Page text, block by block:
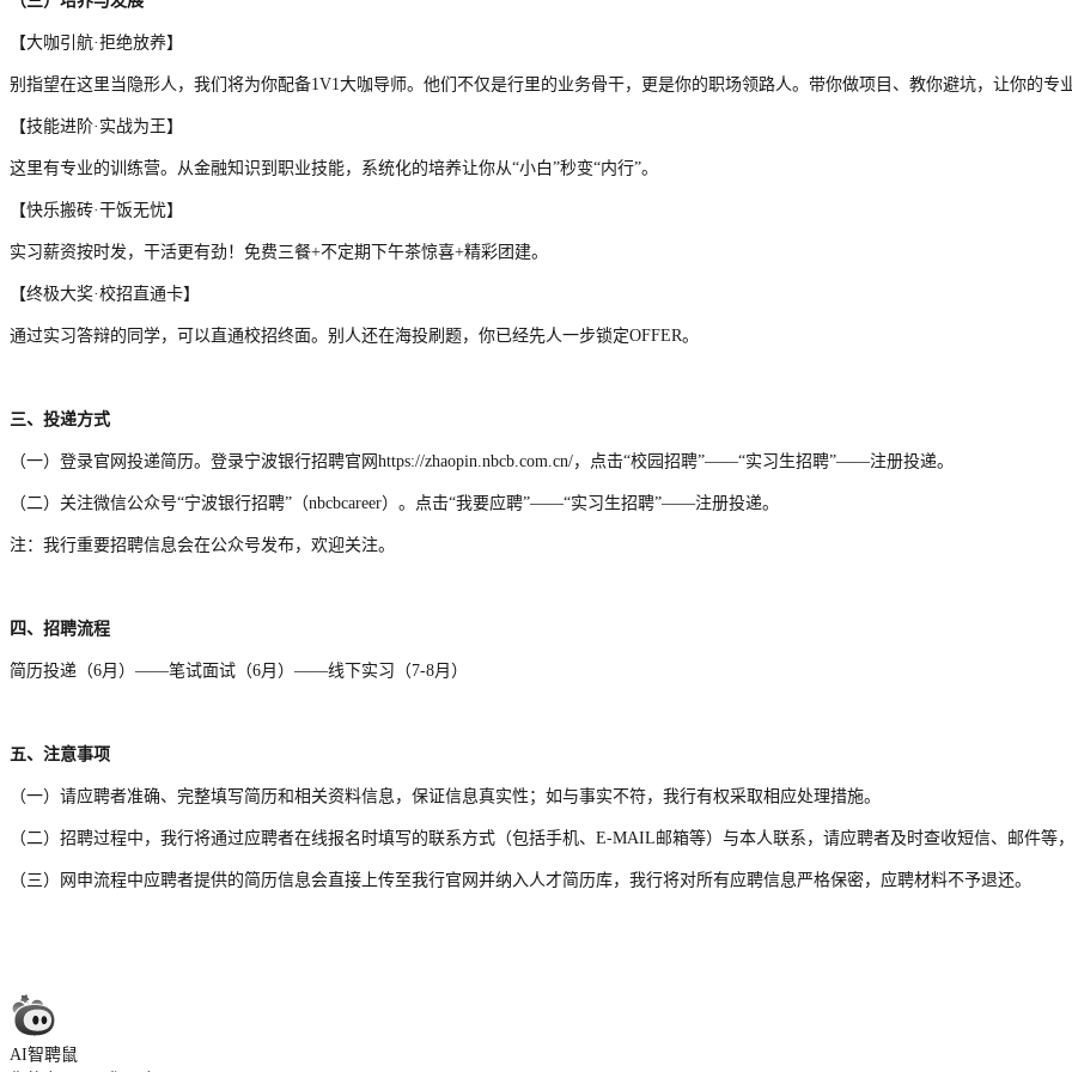
【大咖引航·拒绝放养】
别指望在这里当隐形人，我们将为你配备1V1大咖导师。他们不仅是行里的业务骨干，更是你的职场领路人。带你做项目、教你避坑，让你的专
【技能进阶·实战为王】
这里有专业的训练营。从金融知识到职业技能，系统化的培养让你从“小白”秒变“内行”。
【快乐搬砖·干饭无忧】
实习薪资按时发，干活更有劲！免费三餐+不定期下午茶惊喜+精彩团建。
【终极大奖·校招直通卡】
通过实习答辩的同学，可以直通校招终面。别人还在海投刷题，你已经先人一步锁定OFFER。
三、投递方式
（一）登录官网投递简历。登录宁波银行招聘官网https://zhaopin.nbcb.com.cn/，点击“校园招聘”——“实习生招聘”——注册投递。
（二）关注微信公众号“宁波银行招聘”（nbcbcareer）。点击“我要应聘”——“实习生招聘”——注册投递。
注：我行重要招聘信息会在公众号发布，欢迎关注。
四、招聘流程
简历投递（6月）——笔试面试（6月）——线下实习（7-8月）
五、注意事项
（一）请应聘者准确、完整填写简历和相关资料信息，保证信息真实性；如与事实不符，我行有权采取相应处理措施。
（二）招聘过程中，我行将通过应聘者在线报名时填写的联系方式（包括手机、E-MAIL邮箱等）与本人联系，请应聘者及时查收短信、邮件等
（三）网申流程中应聘者提供的简历信息会直接上传至我行官网并纳入人才简历库，我行将对所有应聘信息严格保密，应聘材料不予退还。
AI智聘鼠